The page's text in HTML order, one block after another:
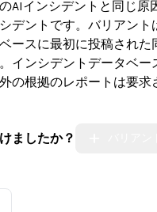
AIインシデントと同じ
デントです。バリアン
ースに最初に投稿され
インシデントデータベ
の根拠のレポートは要求
ましたか？